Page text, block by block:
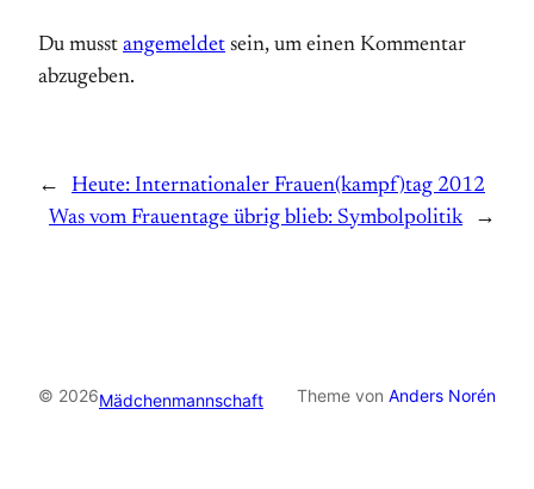
Du musst angemeldet sein, um einen Kommentar
abzugeben.
←
Heute: Internationaler Frauen(kampf)tag 2012
Was vom Frauentage übrig blieb: Symbolpolitik
→
© 2026Mädchenmannschaft Theme von Anders Norén